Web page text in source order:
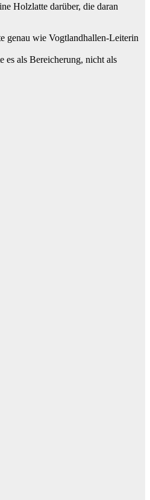
Holzlatte darüber, die daran
genau wie Vogtlandhallen-Leiterin
es als Bereicherung, nicht als